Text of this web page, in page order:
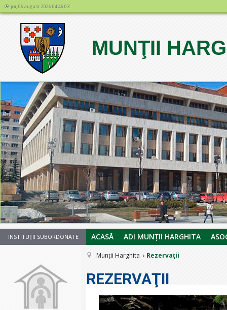
joi, 06 august 2026 04:46:03
MUNŢII
1234567
INSTITUȚII SUBORDONATE ACASĂ ADI MUNȚII HARGHITA
Munții Harghita Rezervaţii
REZERVAŢII